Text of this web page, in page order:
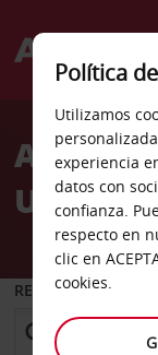
Welcome
AvisAlquiler
RECOGER EN
Política
Utilizamos
experiencia
datos con
confianza.
respecto en
clic en
cookies.